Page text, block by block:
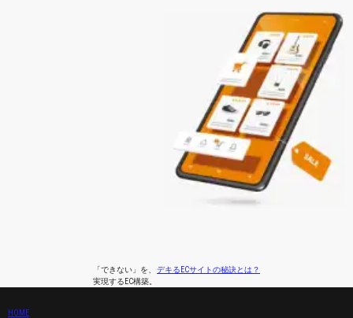
「できない」 を、
実現するEC構築。
デキるECサイトの秘訣とは？
HOME